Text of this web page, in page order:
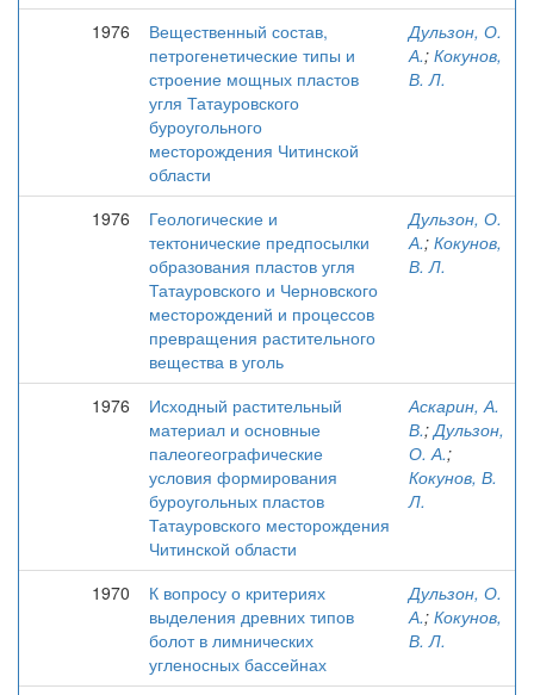
1976
Вещественный состав,
петрогенетические типы и
строение мощных пластов
угля Татауровского
буроугольного
месторождения Читинской
области
Дульзон, О.
А.; Кокунов,
В. Л.
1976
Геологические и
тектонические предпосылки
образования пластов угля
Татауровского и Черновского
месторождений и процессов
превращения растительного
вещества в уголь
Дульзон, О.
А.; Кокунов,
В. Л.
1976
Исходный растительный
материал и основные
палеогеографические
условия формирования
буроугольных пластов
Татауровского месторождения
Читинской области
Аскарин, А.
В.;Дульзон,
О. А.;
Кокунов, В.
Л.
1970
К вопросу о критериях
выделения древних типов
болот в лимнических
угленосных бассейнах
Дульзон, О.
А.; Кокунов,
В. Л.